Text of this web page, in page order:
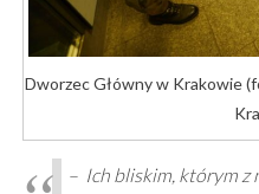
Dworzec Główny w Krakowie
– Ich bliskim, którym z